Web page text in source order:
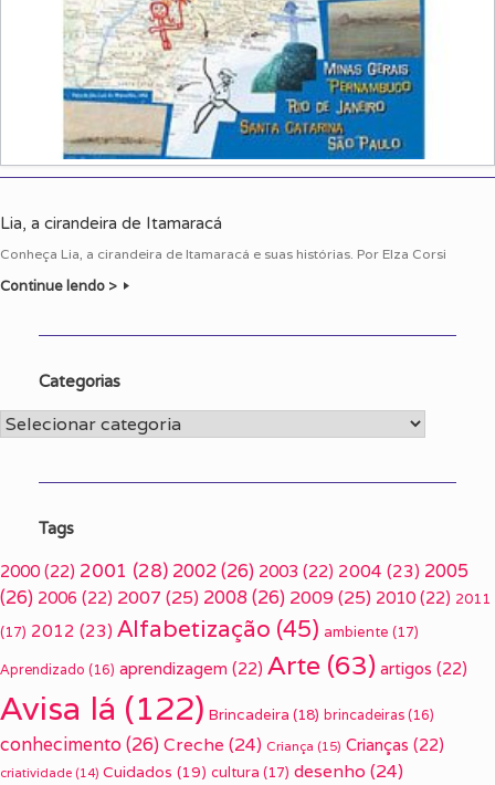
Lia, a cirandeira de Itamaracá
Conheça Lia, a cirandeira de Itamaracá e suas histórias. Por Elza Corsi
Continue lendo >
Categorias
Categorias
Tags
2000 (22) 2001 (28) 2002(26) 2003 (22) 2004 (23) 2005
(26) 2006 (22) 2007 (25) 2008(26) 2009(25) 2010 (22) 2011
(17) 2012 (23) Alfabetização (45) ambiente (17)
Aprendizado (16) aprendizagem (22) Arte (63) artigos (22)
Avisa lá (122) Brincadeira (18) brincadeiras (16)
conhecimento(26) Creche (24) Criança (15) Crianças (22)
criatividade (14) Cuidados (19) cultura (17) desenho (24)